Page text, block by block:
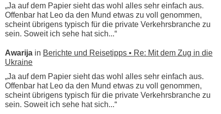
„Ja auf dem Papier sieht das wohl alles sehr einfach aus.
Offenbar hat Leo da den Mund etwas zu voll genommen,
scheint übrigens typisch für die private Verkehrsbranche zu
sein. Soweit ich sehe hat sich...“
Awarija in Berichte und Reisetipps • Re: Mit dem Zug in die
Ukraine
„Ja auf dem Papier sieht das wohl alles sehr einfach aus.
Offenbar hat Leo da den Mund etwas zu voll genommen,
scheint übrigens typisch für die private Verkehrsbranche zu
sein. Soweit ich sehe hat sich...“